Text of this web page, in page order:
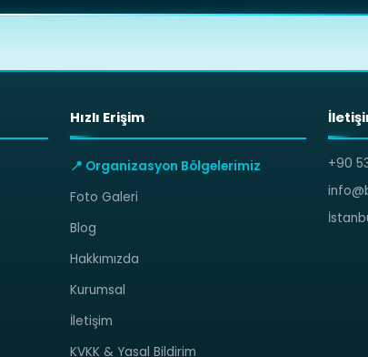
Hızlı Erişim
📍 Organizasyon Bölgelerimiz
Foto Galeri
Blog
Hakkımızda
Kurumsal
İletişim
KVKK & Yasal Bildirim
+90